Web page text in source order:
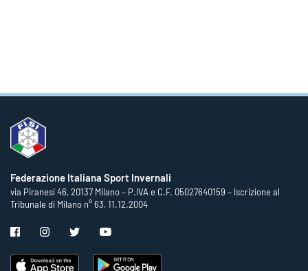
Federazione Italiana Sport Invernali
via Piranesi 46, 20137 Milano – P.IVA e C.F. 05027640159 – Iscrizione al
Tribunale di Milano n° 63, 11.12.2004